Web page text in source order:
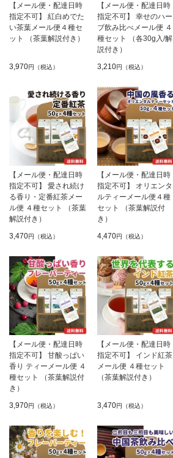
【メール便・配達日時
指定不可】 紅白めでた
い茶葉メール便４種セ
ット （茶葉解説付き）
3,970円（税込）
【メール便・配達日時
指定不可】 幸せのハー
ブ飲み比べメール便 ４
種セット （各30g入/解
説付き）
3,210円（税込）
【メール便・配達日時
指定不可】 愛され続け
る香り・定番紅茶メー
ル便 ４種セット （茶葉
解説付き）
3,470円（税込）
【メール便・配達日時
指定不可】 オリエンタ
ルティーメール便４種
セット （茶葉解説付
き）
4,470円（税込）
【メール便・配達日時
指定不可】 甘酸っぱい
香り ティーメール便 ４
種セット （茶葉解説付
き）
3,970円（税込）
【メール便・配達日時
指定不可】 インド紅茶
メール便 ４種セット
（茶葉解説付き）
3,470円（税込）